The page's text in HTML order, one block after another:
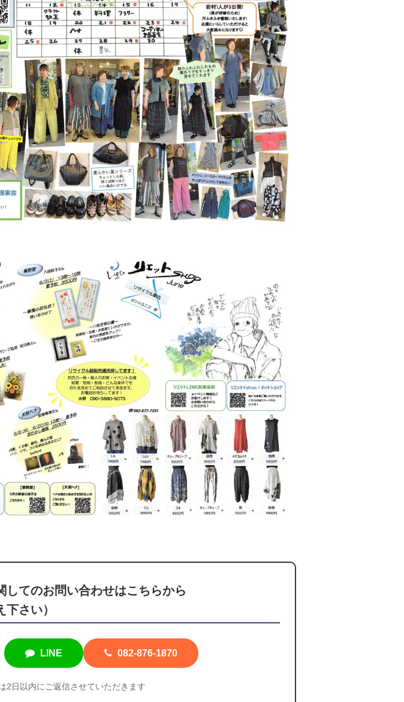
してのお問い合わせはこちらから
下さい）
LINE 082-876-1870
2日以内に ご返信させていただきます